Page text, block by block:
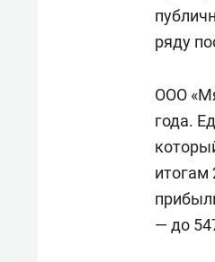
ряду
ООО
года.
итогам
— до